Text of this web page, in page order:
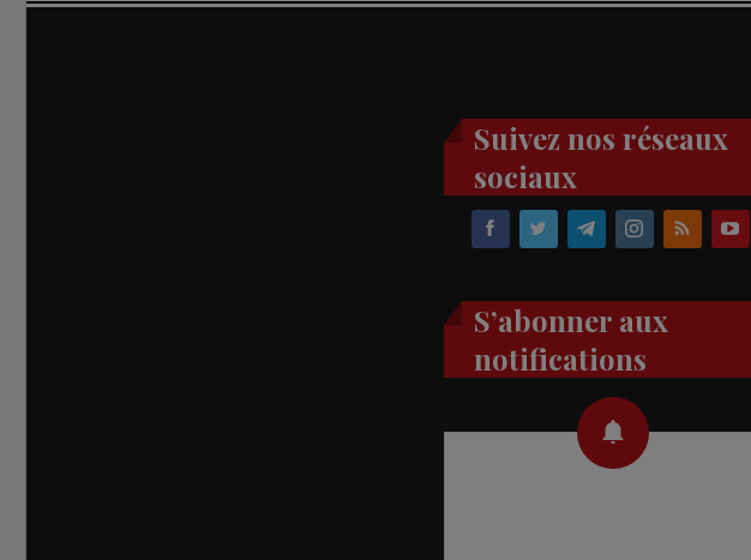
Suivez nos réseaux
sociaux
S’abonner aux
notifications